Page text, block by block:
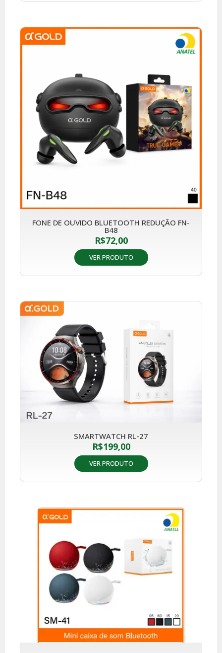
FONE DE OUVIDO BLUETOOTH REDUÇÃO FN-
B48
R$72,00
VER PRODUTO
SMARTWATCH RL-27
R$199,00
VER PRODUTO